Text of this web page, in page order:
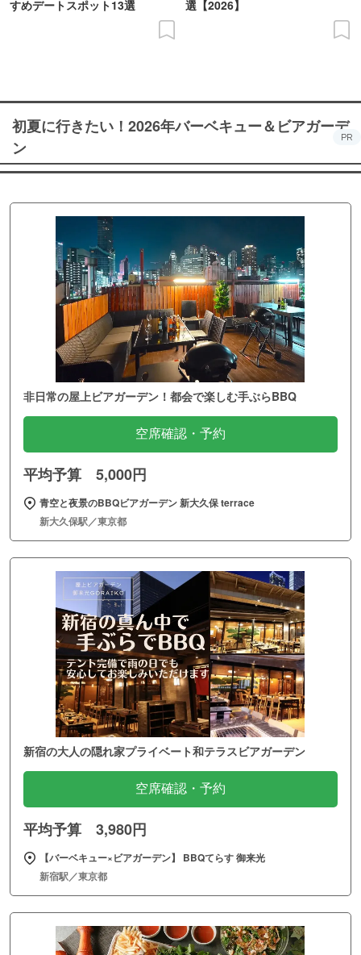
すめデートスポット13選 選【2026】
初夏に行きたい！2026年バーベキュー＆ビアガーデ
ン
PR
非日常の屋上ビアガーデン！都会で楽しむ手ぶらBBQ
空席確認・予約
平均予算 5,000円
青空と夜景のBBQビアガーデン 新大久保 terrace
新大久保駅／東京都
新宿の大人の隠れ家プライベート和テラスビアガーデン
空席確認・予約
平均予算 3,980円
【バーベキュー×ビアガーデン】 BBQてらす 御来光
新宿駅／東京都